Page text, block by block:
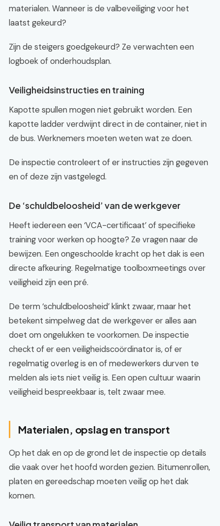
materialen. Wanneer is de valbeveiliging voor het
laatst gekeurd?
Zijn de steigers goedgekeurd? Ze verwachten een
logboek of onderhoudsplan.
Veiligheidsinstructies en training
Kapotte spullen mogen niet gebruikt worden. Een
kapotte ladder verdwijnt direct in de container, niet in
de bus. Werknemers moeten weten wat ze doen.
De inspectie controleert of er instructies zijn gegeven
en of deze zijn vastgelegd.
De ‘schuldbeloosheid’ van de werkgever
Heeft iedereen een ‘VCA-certificaat’ of specifieke
training voor werken op hoogte? Ze vragen naar de
bewijzen. Een ongeschoolde kracht op het dak is een
directe afkeuring. Regelmatige toolboxmeetings over
veiligheid zijn een pré.
De term ‘schuldbeloosheid’ klinkt zwaar, maar het
betekent simpelweg dat de werkgever er alles aan
doet om ongelukken te voorkomen. De inspectie
checkt of er een veiligheidscoördinator is, of er
regelmatig overleg is en of medewerkers durven te
melden als iets niet veilig is. Een open cultuur waarin
veiligheid bespreekbaar is, telt zwaar mee.
Materialen, opslag en transport
Op het dak en op de grond let de inspectie op details
die vaak over het hoofd worden gezien. Bitumenrollen,
platen en gereedschap moeten veilig op het dak
komen.